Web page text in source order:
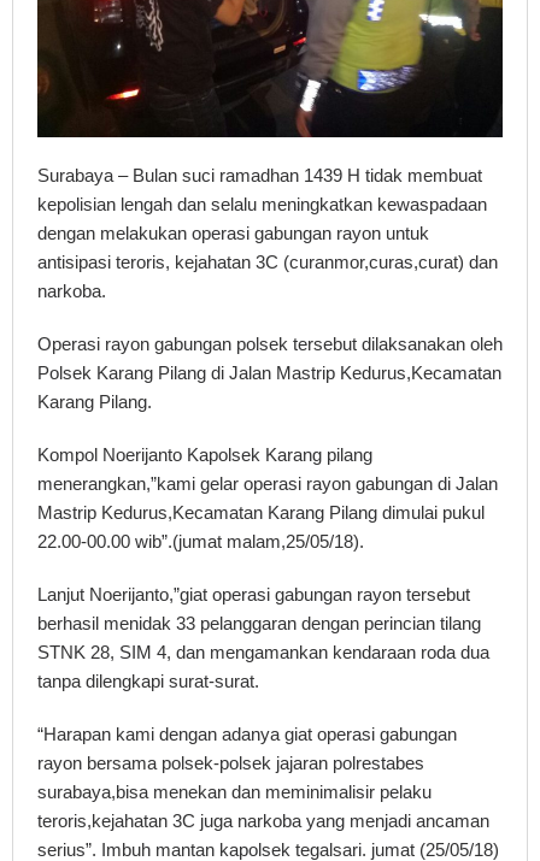
Surabaya – Bulan suci ramadhan 1439 H tidak membuat
kepolisian lengah dan selalu meningkatkan kewaspadaan
dengan melakukan operasi gabungan rayon untuk
antisipasi teroris, kejahatan 3C (curanmor,curas,curat) dan
narkoba.
Operasi rayon gabungan polsek tersebut dilaksanakan oleh
Polsek Karang Pilang di Jalan Mastrip Kedurus,Kecamatan
Karang Pilang.
Kompol Noerijanto Kapolsek Karang pilang
menerangkan,”kami gelar operasi rayon gabungan di Jalan
Mastrip Kedurus,Kecamatan Karang Pilang dimulai pukul
22.00-00.00 wib”.(jumat malam,25/05/18).
Lanjut Noerijanto,”giat operasi gabungan rayon tersebut
berhasil menidak 33 pelanggaran dengan perincian tilang
STNK 28, SIM 4, dan mengamankan kendaraan roda dua
tanpa dilengkapi surat-surat.
“Harapan kami dengan adanya giat operasi gabungan
rayon bersama polsek-polsek jajaran polrestabes
surabaya,bisa menekan dan meminimalisir pelaku
teroris,kejahatan 3C juga narkoba yang menjadi ancaman
serius”. Imbuh mantan kapolsek tegalsari. jumat (25/05/18)